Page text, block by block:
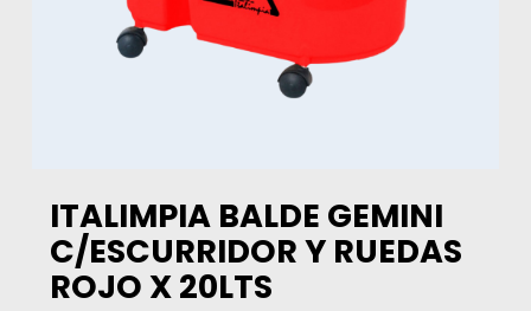
ITALIMPIA BALDE GEMINI
C/ESCURRIDOR Y RUEDAS
ROJO X 20LTS